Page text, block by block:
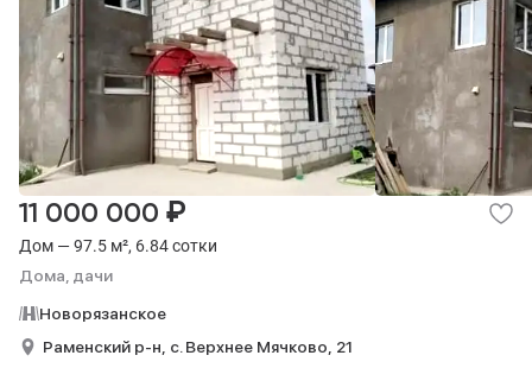
Дом — 97.5 м², 6.84 сотки
Дома, дачи
11 000 000 ₽
Новорязанское
Раменский р-н, с. Верхнее Мячково, 21